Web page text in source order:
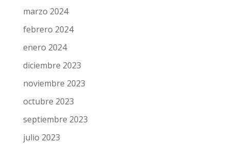
marzo 2024
febrero 2024
enero 2024
diciembre 2023
noviembre 2023
octubre 2023
septiembre 2023
julio 2023